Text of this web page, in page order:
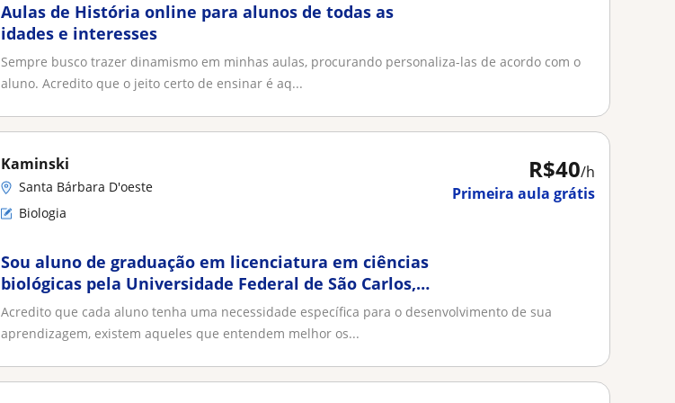
Aulas de História online para alunos de todas as
idades e interesses
Sempre busco trazer dinamismo em minhas aulas, procurando personaliza-las de acordo com o
aluno. Acredito que o jeito certo de ensinar é aq...
R$40/h
Primeira aula grátis
Kaminski
Santa Bárbara D'oeste
Biologia
Sou aluno de graduação em licenciatura em ciências
biológicas pela Universidade Federal de São Carlos,
estou cursando o último semestre de curso, e até o
momento tive experiências em salas de aulas, diversas
escolas, atividades relacionadas a formação de
Acredito que cada aluno tenha uma necessidade específica para o desenvolvimento de sua
aprendizagem, existem aqueles que entendem melhor os...